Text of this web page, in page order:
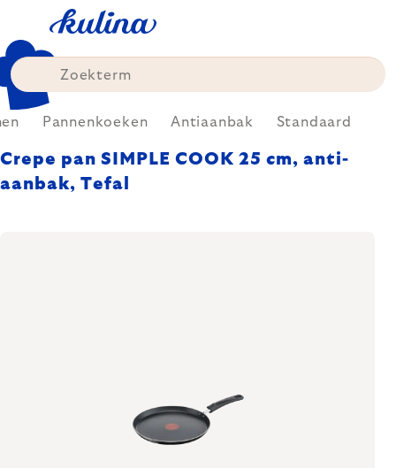
content
Pannenkoeken Antiaanbak Standaard
Crepe pan SIMPLE COOK 25 cm, anti-
aanbak, Tefal